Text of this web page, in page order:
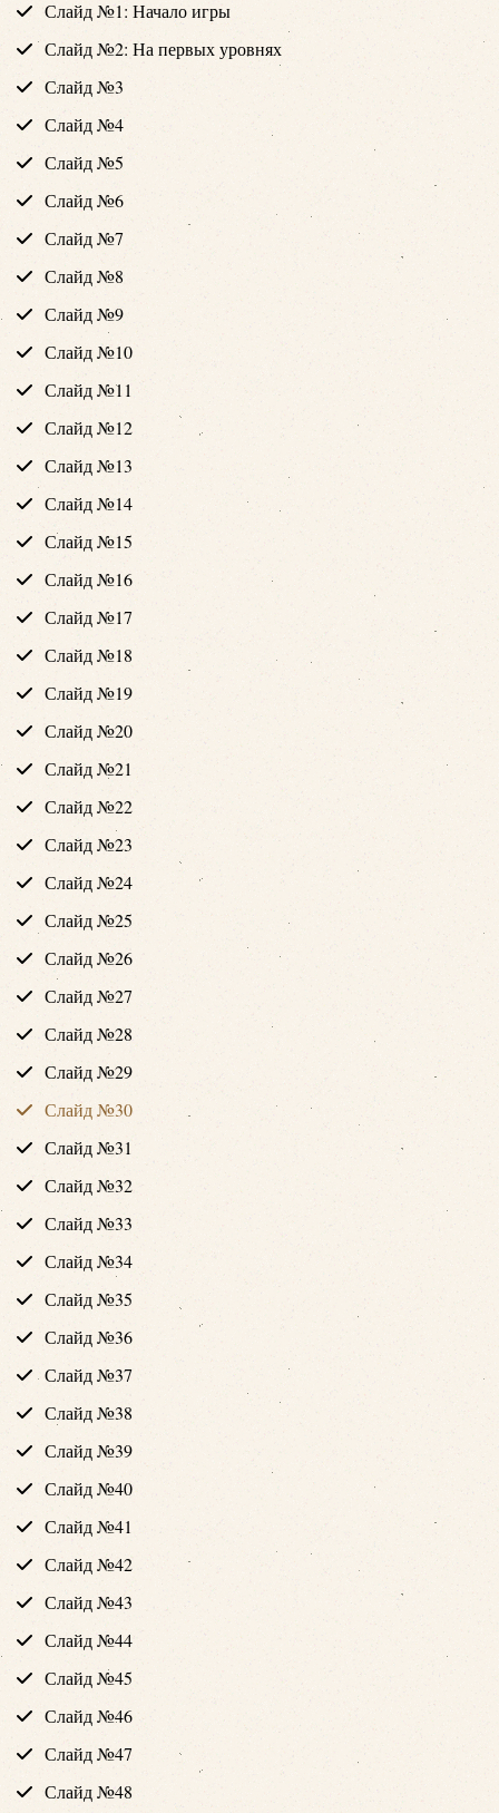
Слайд №1: Начало игры
Слайд №2: На первых уровнях
Слайд №3
Слайд №4
Слайд №5
Слайд №6
Слайд №7
Слайд №8
Слайд №9
Слайд №10
Слайд №11
Слайд №12
Слайд №13
Слайд №14
Слайд №15
Слайд №16
Слайд №17
Слайд №18
Слайд №19
Слайд №20
Слайд №21
Слайд №22
Слайд №23
Слайд №24
Слайд №25
Слайд №26
Слайд №27
Слайд №28
Слайд №29
Слайд №30
Слайд №31
Слайд №32
Слайд №33
Слайд №34
Слайд №35
Слайд №36
Слайд №37
Слайд №38
Слайд №39
Слайд №40
Слайд №41
Слайд №42
Слайд №43
Слайд №44
Слайд №45
Слайд №46
Слайд №47
Слайд №48